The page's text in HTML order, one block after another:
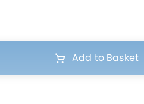
Add to Basket